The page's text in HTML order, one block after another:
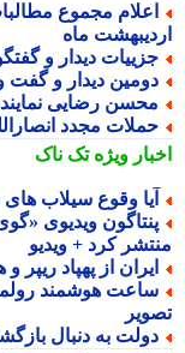
مجموع مطالبات
ماه
دیدار و گفتگوی
دیدار و گفت
رضایی نماینده
مجدد
ویژهتک ناک
وقوع سیلاب های
ویدیوی «گوی
کرد + ویدیو
از پهپاد ریپر و
به دنبال